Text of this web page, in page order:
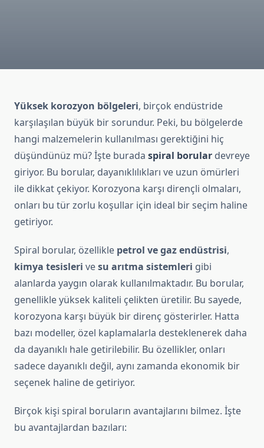
Yüksek korozyon bölgeleri, birçok endüstride
karşılaşılan büyük bir sorundur. Peki, bu bölgelerde
hangi malzemelerin kullanılması gerektiğini hiç
düşündünüz mü? İşte burada spiral borular devreye
giriyor. Bu borular, dayanıklılıkları ve uzun ömürleri
ile dikkat çekiyor. Korozyona karşı dirençli olmaları,
onları bu tür zorlu koşullar için ideal bir seçim haline
getiriyor.
Spiral borular, özellikle petrol ve gaz endüstrisi,
kimya tesisleri vesu arıtma sistemleri gibi
alanlarda yaygın olarak kullanılmaktadır. Bu borular,
genellikle yüksek kaliteli çelikten üretilir. Bu sayede,
korozyona karşı büyük bir direnç gösterirler. Hatta
bazı modeller, özel kaplamalarla desteklenerek daha
da dayanıklı hale getirilebilir. Bu özellikler, onları
sadece dayanıklı değil, aynı zamanda ekonomik bir
seçenek haline de getiriyor.
Birçok kişi spiral boruların avantajlarını bilmez. İşte
bu avantajlardan bazıları: